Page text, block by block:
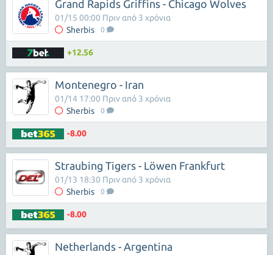
Grand Rapids Griffins - Chicago Wolves
Sherbis 0
01/15 00:00 Πριν από 3 χρόνια
+12.56
Montenegro - Iran
Sherbis 0
01/14 17:00 Πριν από 3 χρόνια
-8.00
Straubing Tigers - Löwen Frankfurt
Sherbis 0
01/13 18:30 Πριν από 3 χρόνια
-8.00
Netherlands - Argentina